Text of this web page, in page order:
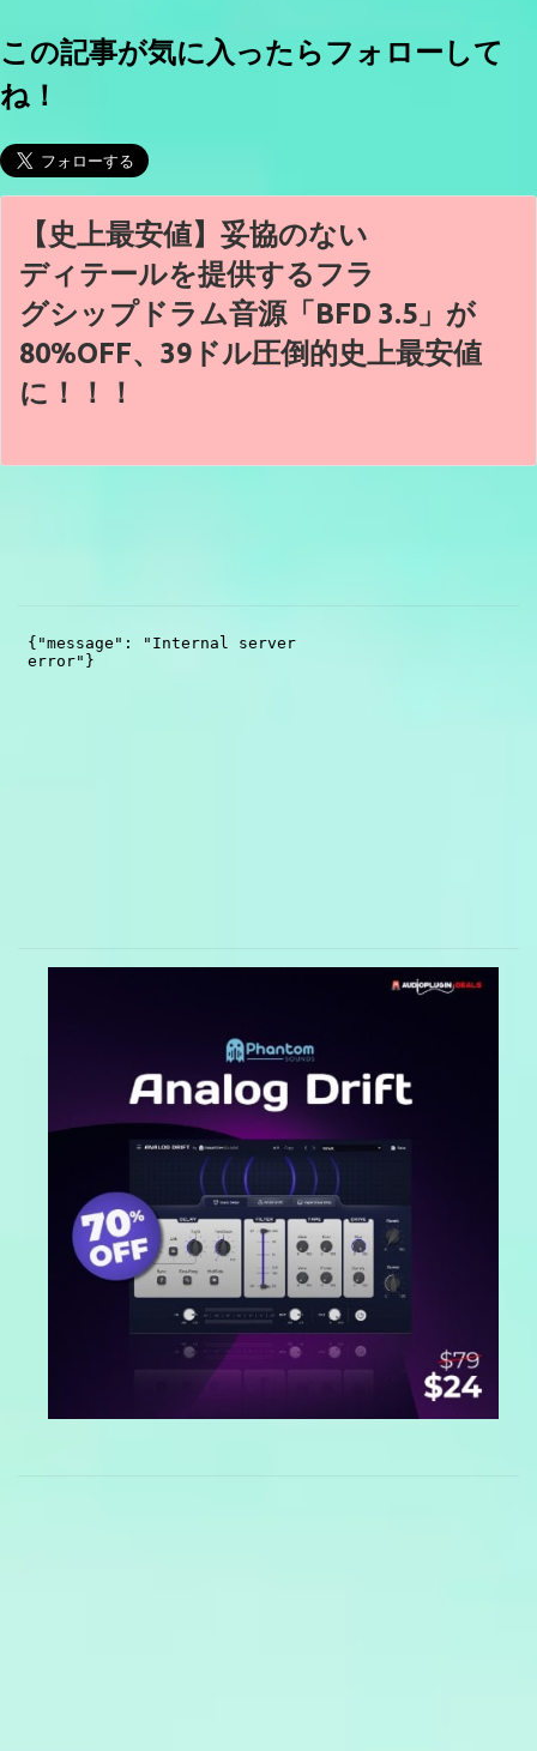
この記事が気に入ったらフォローして
ね！
【史上最安値】妥協のない
ディテールを提供するフラ
グシップドラム音源「BFD 3.5」が
80%OFF、39ドル圧倒的史上最安値
に！！！